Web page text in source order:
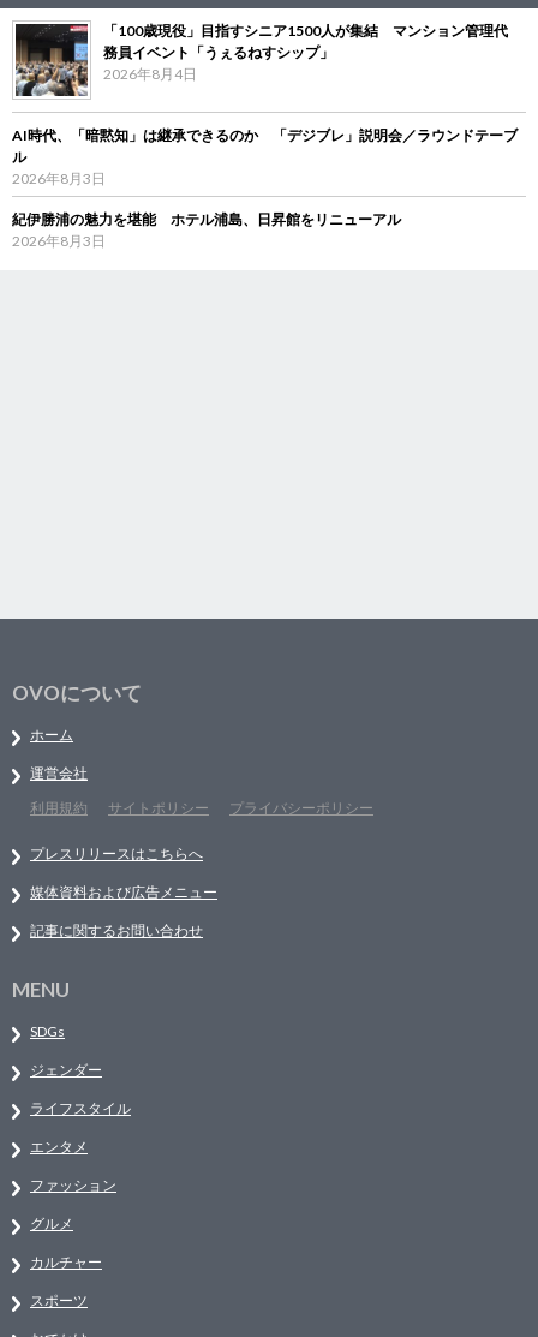
「100歳現役」目指すシニア1500人が集結 マンション管理代
務員イベント「うぇるねすシップ」
2026年8月4日
AI時代、「暗黙知」は継承できるのか 「デジブレ」説明会／ラウンドテーブ
ル
2026年8月3日
紀伊勝浦の魅力を堪能 ホテル浦島、日昇館をリニューアル
2026年8月3日
OVOについて
ホーム
運営会社
利用規約
サイトポリシー プライバシーポリシー
プレスリリースはこちらへ
媒体資料および広告メニュー
記事に関するお問い合わせ
MENU
SDGs
ジェンダー
ライフスタイル
エンタメ
ファッション
グルメ
カルチャー
スポーツ